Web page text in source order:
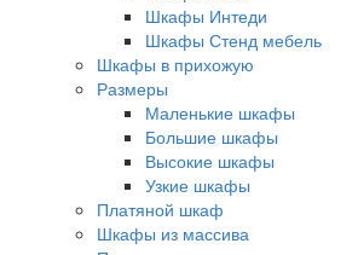
Шкафы Интеди
Шкафы Стенд мебель
Шкафы в прихожую
Размеры
Маленькие шкафы
Большие шкафы
Высокие шкафы
Узкие шкафы
Платяной шкаф
Шкафы из массива